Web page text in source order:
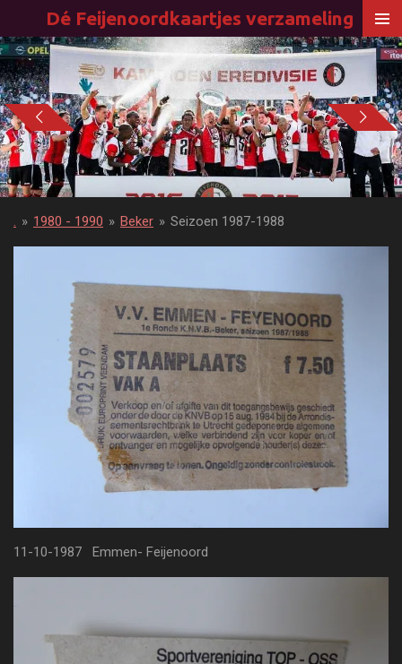
direct
naar
de
hoofdinhoud
Dé Feijenoordkaartjes verzameling
. » 1980 - 1990 » Beker » Seizoen 1987-1988
11-10-1987 Emmen- Feijenoord